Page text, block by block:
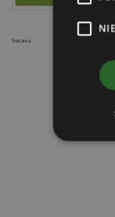
Reklama